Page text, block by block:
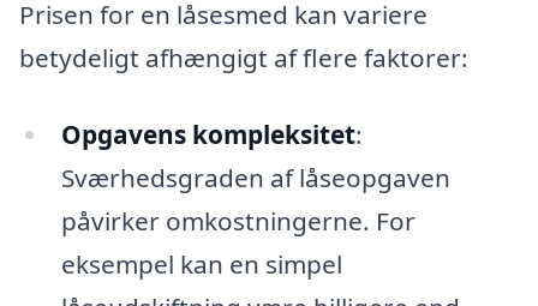
Prisen for en låsesmed kan variere
betydeligt afhængigt af flere faktorer:
Opgavens kompleksitet:
Sværhedsgraden af låseopgaven
påvirker omkostningerne. For
eksempel kan en simpel